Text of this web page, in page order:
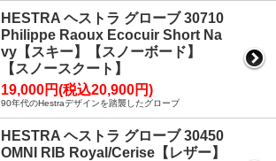
HESTRA ヘストラ グローブ 30710
Philippe Raoux Ecocuir Short Na
vy【スキー】【スノーボード】
【スノースクート】
19,000円(税込20,900円)
90年代のHestraデザインを踏襲したグローブ
HESTRA ヘストラ グローブ 30450
OMNI RIB Royal/Cerise【レザー】